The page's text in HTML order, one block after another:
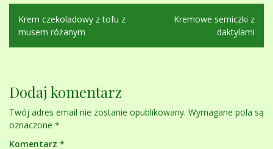
Nawigacja
wpisu
Krem czekoladowy z tofu z
musem różanym
Kremowe serniczki z
daktylami
Dodaj komentarz
Twój adres email nie zostanie opublikowany. Wymagane pola są
oznaczone *
Komentarz *